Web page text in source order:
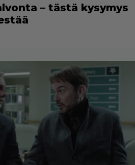
– tästä kysymys